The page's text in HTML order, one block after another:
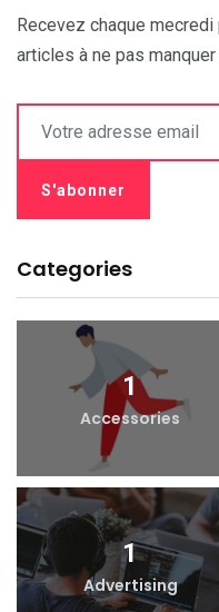
Recevez chaque
articles à ne pas manquer
Categories
1
Accessories
1
Advertising